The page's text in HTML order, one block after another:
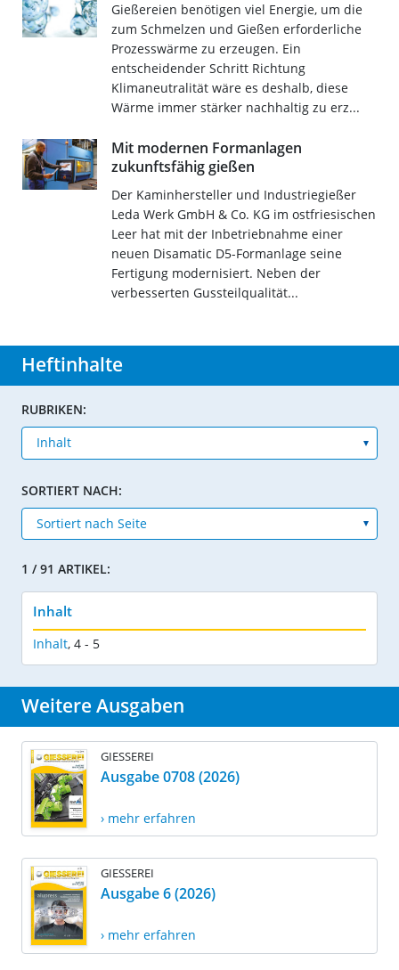
Gießereien benötigen viel Energie, um die
zum Schmelzen und Gießen erforderliche
Prozesswärme zu erzeugen. Ein
entscheidender Schritt Richtung
Klimaneutralität wäre es deshalb, diese
Wärme immer stärker nachhaltig zu erz...
Mit modernen Formanlagen
zukunftsfähig gießen
Der Kaminhersteller und Industriegießer
Leda Werk GmbH & Co. KG im ostfriesischen
Leer hat mit der Inbetriebnahme einer
neuen Disamatic D5-Formanlage seine
Fertigung modernisiert. Neben der
verbesserten Gussteilqualität...
Heftinhalte
RUBRIKEN:
SORTIERT NACH:
1 / 91 ARTIKEL:
Inhalt
Inhalt, 4 - 5
Weitere Ausgaben
GIESSEREI
Ausgabe 0708 (2026)
› mehr erfahren
GIESSEREI
Ausgabe 6 (2026)
› mehr erfahren